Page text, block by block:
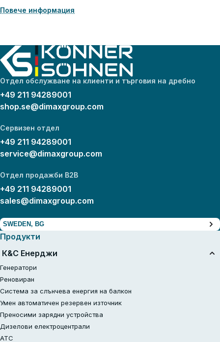
Повече информация
Отдел обслужване на клиенти и търговия на дребно
+49 211 94289001
shop.se@dimaxgroup.com
Сервизен отдел
+49 211 94289001
service@dimaxgroup.com
Отдел продажби B2B
+49 211 94289001
sales@dimaxgroup.com
SWEDEN, BG
Продукти
К&С Енерджи
Генератори
Реновиран
Система за слънчева енергия на балкон
Умен автоматичен резервен източник
Преносими зарядни устройства
Дизелови електроцентрали
АТС